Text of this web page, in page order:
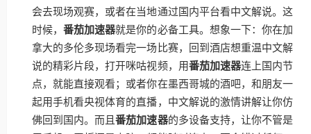
会去现场观赛，或者在当地通过国内平台看中文解说。这
时候，番茄加速器就是你的必备工具。想象一下：你在加
拿大的多伦多现场看完一场比赛，回到酒店想重温中文解
说的精彩片段，打开咪咕视频，用番茄加速器连上国内节
点，就能直接观看；或者你在墨西哥城的酒吧，和朋友一
起用手机看央视体育的直播，中文解说的激情讲解让你仿
佛回到国内。而且番茄加速器的多设备支持，让你不管是